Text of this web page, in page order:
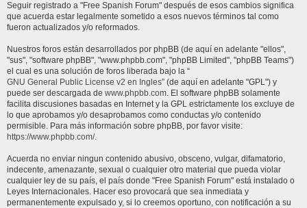
Seguir registrado a "Free Spanish Forum" después de esos cambios significa
que acuerda estar legalmente sometido a esos nuevos términos tal como
fueron actualizados y/o reformados.
Nuestros foros están desarrollados por phpBB (de aquí en adelante "ellos",
"sus", "software phpBB", "www.phpbb.com", "phpBB Limited", "phpBB Teams")
el cual es una solución de foros liberada bajo la “
GNU General Public License v2 en Ingles” (de aquí en adelante "GPL") y
puede ser descargada de www.phpbb.com. El software phpBB solamente
facilita discusiones basadas en Internet y la GPL estrictamente los excluye de
lo que aprobamos y/o desaprobamos como conductas y/o contenido
permisible. Para más información sobre phpBB, por favor visite:
https://www.phpbb.com/.
Acuerda no enviar ningun contenido abusivo, obsceno, vulgar, difamatorio,
indecente, amenazante, sexual o cualquier otro material que pueda violar
cualquier ley de su país, el país donde "Free Spanish Forum" está instalado o
Leyes Internacionales. Hacer eso provocará que sea inmediata y
permanentemente expulsado y, si lo creemos oportuno, con notificación a su